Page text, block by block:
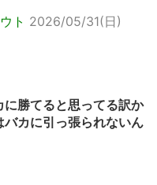
ト 2026/05/31(日)
勝てると思ってる訳か
カに引っ張られないん